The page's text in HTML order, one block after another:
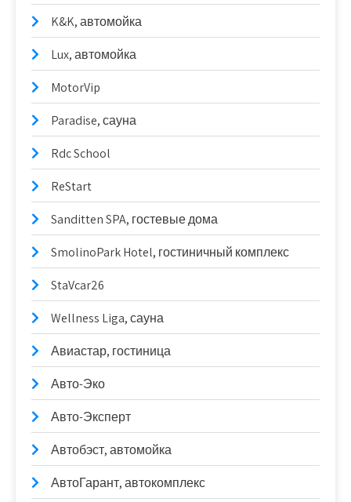
K&K, автомойка
Lux, автомойка
MotorVip
Paradise, сауна
Rdc School
ReStart
Sanditten SPA, гостевые дома
SmolinoPark Hotel, гостиничный комплекс
StaVcar26
Wellness Liga, сауна
Авиастар, гостиница
Авто-Эко
Авто-Эксперт
Автобэст, автомойка
АвтоГарант, автокомплекс